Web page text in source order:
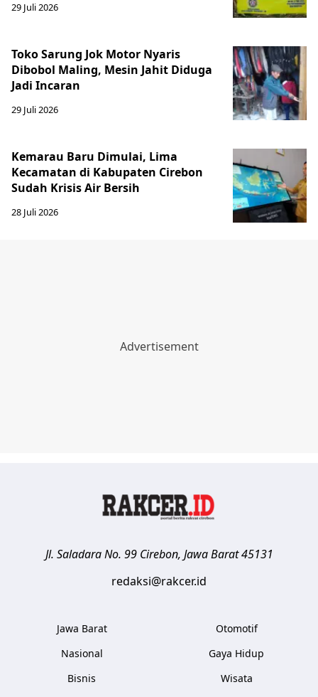
29 Juli 2026
Toko Sarung Jok Motor Nyaris
Dibobol Maling, Mesin Jahit Diduga
Jadi Incaran
29 Juli 2026
Kemarau Baru Dimulai, Lima
Kecamatan di Kabupaten Cirebon
Sudah Krisis Air Bersih
28 Juli 2026
Jl. Saladara No. 99 Cirebon, Jawa Barat 45131
redaksi@rakcer.id
Jawa Barat
Nasional
Bisnis
Otomotif
Gaya Hidup
Wisata